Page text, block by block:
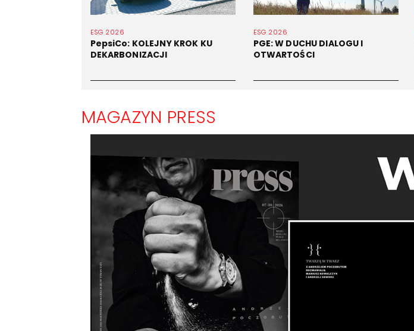
ESG 2026
PepsiCo: KOLEJNY KROK KU
DEKARBONIZACJI
ESG 2026
PGE: W DUCHU DIALOGU I
OTWARTOŚCI
MAGAZYN PRESS